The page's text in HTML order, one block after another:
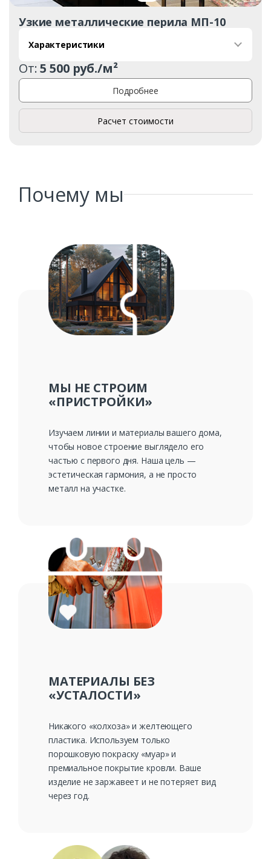
Заказать
Ваше имя*
Узкие металлические перила МП-10
Характеристики
От:5 500 руб./м²
Подробнее
Расчет стоимости
Почему мы
МЫ НЕ СТРОИМ
«ПРИСТРОЙКИ»
Изучаем линии и материалы вашего дома,
чтобы новое строение выглядело его
частью с первого дня. Наша цель —
эстетическая гармония, а не просто
металл на участке.
МАТЕРИАЛЫ БЕЗ
«УСТАЛОСТИ»
Никакого «колхоза» и желтеющего
пластика. Используем только
порошковую покраску «муар» и
премиальное покрытие кровли. Ваше
изделие не заржавеет и не потеряет вид
через год.